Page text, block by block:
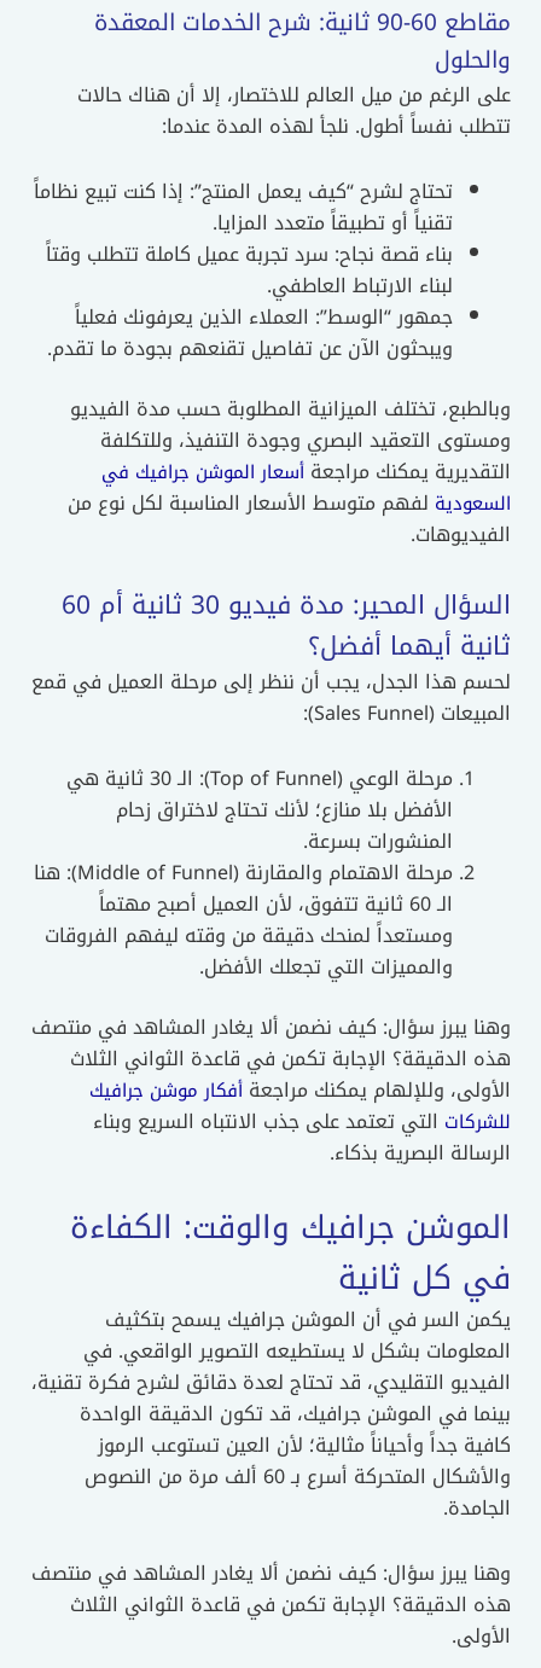
مقاطع 60-90 ثانية: شرح الخدمات المعقدة
والحلول
على الرغم من ميل العالم للاختصار، إلا أن هناك حالات
تتطلب نفساً أطول. نلجأ لهذه المدة عندما:
تحتاج لشرح “كيف يعمل المنتج”: إذا كنت تبيع نظاماً
تقنياً أو تطبيقاً متعدد المزايا.
بناء قصة نجاح: سرد تجربة عميل كاملة تتطلب وقتاً
لبناء الارتباط العاطفي.
جمهور “الوسط”: العملاء الذين يعرفونك فعلياً
ويبحثون الآن عن تفاصيل تقنعهم بجودة ما تقدم.
وبالطبع، تختلف الميزانية المطلوبة حسب مدة الفيديو
ومستوى التعقيد البصري وجودة التنفيذ، وللتكلفة
التقديرية يمكنك مراجعة أسعار الموشن جرافيك في
السعودية لفهم متوسط الأسعار المناسبة لكل نوع من
الفيديوهات.
السؤال المحير: مدة فيديو 30 ثانية أم 60
ثانية أيهما أفضل؟
لحسم هذا الجدل، يجب أن ننظر إلى مرحلة العميل في قمع
المبيعات (Sales Funnel):
مرحلة الوعي (Top of Funnel): الـ 30 ثانية هي
الأفضل بلا منازع؛ لأنك تحتاج لاختراق زحام
المنشورات بسرعة.
مرحلة الاهتمام والمقارنة (Middle of Funnel): هنا
الـ 60 ثانية تتفوق، لأن العميل أصبح مهتماً
ومستعداً لمنحك دقيقة من وقته ليفهم الفروقات
والمميزات التي تجعلك الأفضل.
وهنا يبرز سؤال: كيف نضمن ألا يغادر المشاهد في منتصف
هذه الدقيقة؟ الإجابة تكمن في قاعدة الثواني الثلاث
الأولى، وللإلهام يمكنك مراجعة أفكار موشن جرافيك
للشركات التي تعتمد على جذب الانتباه السريع وبناء
الرسالة البصرية بذكاء.
الموشن جرافيك والوقت: الكفاءة
في كل ثانية
يكمن السر في أن الموشن جرافيك يسمح بتكثيف
المعلومات بشكل لا يستطيعه التصوير الواقعي. في
الفيديو التقليدي، قد تحتاج لعدة دقائق لشرح فكرة تقنية،
بينما في الموشن جرافيك، قد تكون الدقيقة الواحدة
كافية جداً وأحياناً مثالية؛ لأن العين تستوعب الرموز
والأشكال المتحركة أسرع بـ 60 ألف مرة من النصوص
الجامدة.
وهنا يبرز سؤال: كيف نضمن ألا يغادر المشاهد في منتصف
هذه الدقيقة؟ الإجابة تكمن في قاعدة الثواني الثلاث
الأولى.